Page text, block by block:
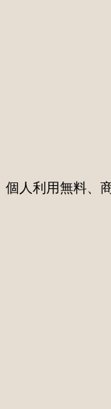
人利用無料、